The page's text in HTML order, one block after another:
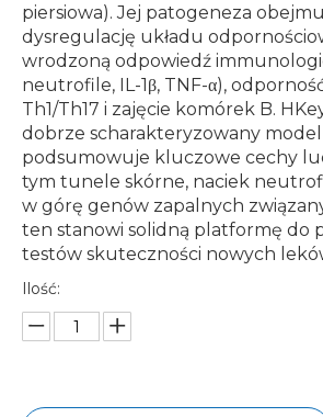
piersiowa). Jej patogeneza
dysregulację układu
wrodzoną odpowiedź
neutrofile, IL-1β, TNF-α),
Th1/Th17 i zajęcie komórek B.
dobrze scharakteryzowany
podsumowuje kluczowe cechy
tym tunele skórne, naciek
w górę genów zapalnych
ten stanowi solidną platformę do
testów skuteczności nowych
Ilość: